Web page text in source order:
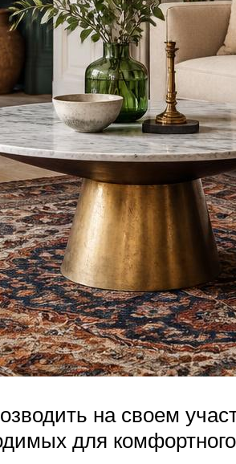
на своем
для